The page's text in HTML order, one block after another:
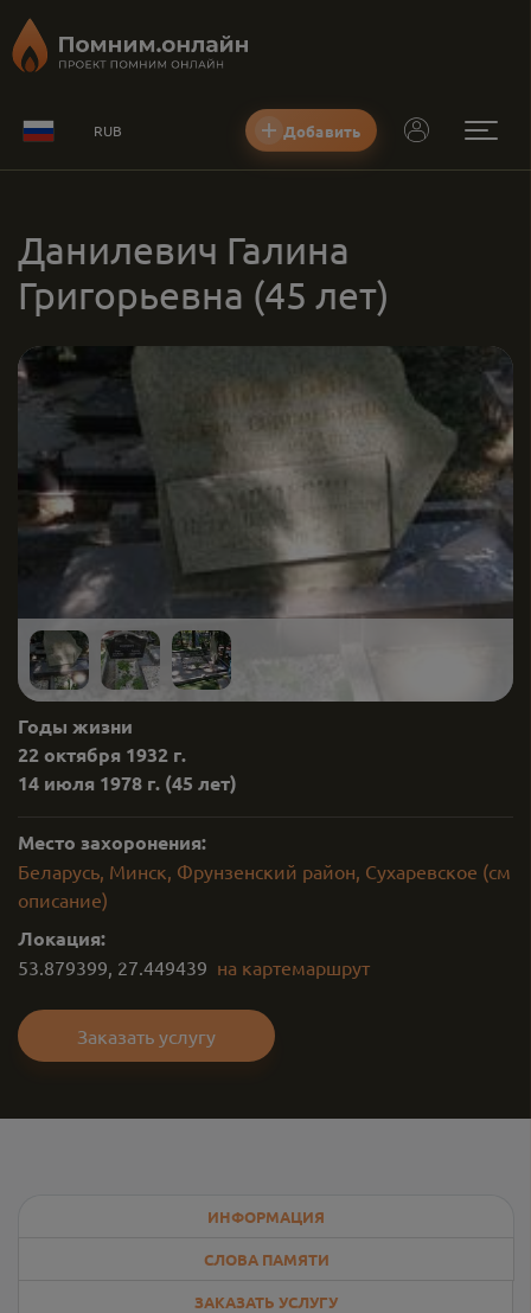
RUB Добавить
Данилевич Галина
Григорьевна (45 лет)
Годы жизни
22 октября 1932 г.
14 июля 1978 г. (45 лет)
Место захоронения:
Беларусь, Минск, Фрунзенский район, Сухаревское (см
описание)
Локация:
53.879399, 27.449439 на картемаршрут
Заказать услугу
ИНФОРМАЦИЯ
СЛОВА ПАМЯТИ
ЗАКАЗАТЬ УСЛУГУ